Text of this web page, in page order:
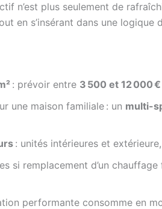
n’est plus seulement de
en s’insérant dans une logique
: prévoir entre 3 500 et 12 000 €
une maison familiale : un multi-
: unités intérieures et
si remplacement d’un
performante consomme en